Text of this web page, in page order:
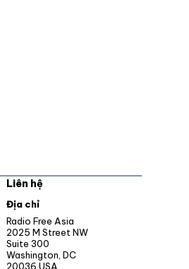
Liên hệ
Địa chỉ
Radio Free Asia
2025 M Street NW
Suite 300
Washington, DC
20036 USA